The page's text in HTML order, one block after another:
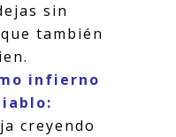
sin
también
infierno
creyendo